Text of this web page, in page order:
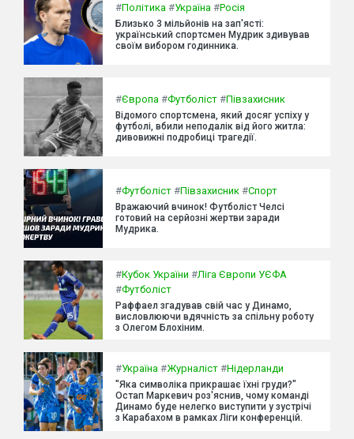
#Політика #Україна #Росія
Близько 3 мільйонів на зап'ясті:
український спортсмен Мудрик здивував
своїм вибором годинника.
#Європа #Футболіст #Півзахисник
Відомого спортсмена, який досяг успіху у
футболі, вбили неподалік від його житла:
дивовижні подробиці трагедії.
#Футболіст #Півзахисник #Спорт
Вражаючий вчинок! Футболіст Челсі
готовий на серйозні жертви заради
Мудрика.
#Кубок України #Ліга Європи УЄФА
#Футболіст
Раффаел згадував свій час у Динамо,
висловлюючи вдячність за спільну роботу
з Олегом Блохіним.
#Україна #Журналіст #Нідерланди
"Яка символіка прикрашає їхні груди?"
Остап Маркевич роз'яснив, чому команді
Динамо буде нелегко виступити у зустрічі
з Карабахом в рамках Ліги конференцій.